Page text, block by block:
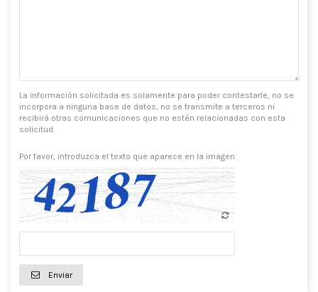
La información solicitada es solamente para poder contestarle, no se
incorpora a ninguna base de datos, no se transmite a terceros ni
recibirá otras comunicaciones que no estén relacionadas con esta
solicitud.
Por favor, introduzca el texto que aparece en la imagen
Enviar